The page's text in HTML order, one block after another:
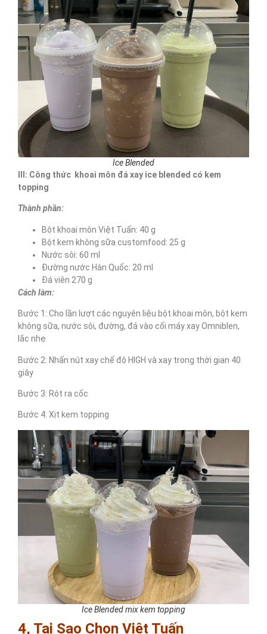
Ice Blended
III: Công thức khoai môn đá xay ice blended có kem
topping
Thành phần:
Bột khoai môn Việt Tuấn: 40 g
Bột kem không sữa customfood: 25 g
Nước sôi: 60 ml
Đường nước Hàn Quốc: 20 ml
Đá viên 270 g
Cách làm:
Bước 1: Cho lần lượt các nguyên liệu bột khoai môn, bột kem
không sữa, nước sôi, đường, đá vào cối máy xay Omniblen,
lắc nhẹ
Bước 2: Nhấn nút xay chế độ HIGH và xay trong thời gian 40
giây
Bước 3: Rót ra cốc
Bước 4: Xịt kem topping
Ice Blended mix kem topping
4, Tại Sao Chọn Việt Tuấn